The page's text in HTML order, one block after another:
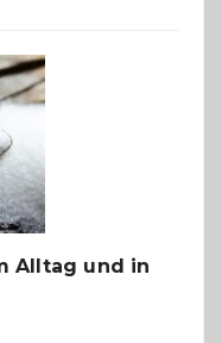
Alltag und in